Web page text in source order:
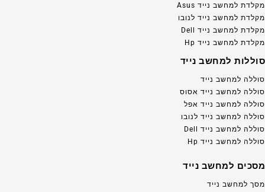
מקלדת למחשב נייד Asus
מקלדת למחשב נייד לנובו
מקלדת למחשב נייד Dell
מקלדת למחשב נייד Hp
סוללות למחשב נייד
סוללה למחשב נייד
סוללה למחשב נייד אסוס
סוללה למחשב נייד אפל
סוללה למחשב נייד לנובו
סוללה למחשב נייד Dell
סוללה למחשב נייד Hp
מסכים למחשב נייד
מסך למחשב נייד